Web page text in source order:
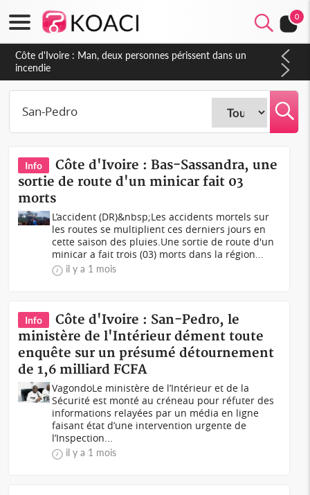
0
Côte d'Ivoire : Séileu, la célébration de la fête nationale
transformée en vaste campagne contre les produits
dépigmentants dangereux
Info
Côte d'Ivoire : Bas-Sassandra, une
sortie de route d'un minicar fait 03
morts
L’accident (DR)&nbsp;Les accidents mortels sur
les routes se multiplient ces derniers jours en
cette saison des pluies.Une sortie de route d'un
minicar a fait trois (03) morts dans la région...
il y a 1 mois
Info
Côte d'Ivoire : San-Pedro, le
ministère de l'Intérieur dément toute
enquête sur un présumé détournement
de 1,6 milliard FCFA
VagondoLe ministère de l’Intérieur et de la
Sécurité est monté au créneau pour réfuter des
informations relayées par un média en ligne
faisant état d’une intervention urgente de
l’Inspection...
il y a 1 mois